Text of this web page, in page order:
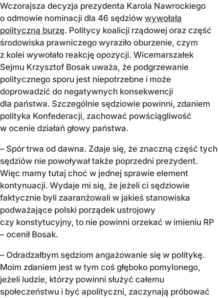
Wczorajsza decyzja prezydenta Karola Nawrockiego
o odmowie nominacji dla 46 sędziów wywołała
polityczną burzę. Politycy koalicji rządowej oraz część
środowiska prawniczego wyraziło oburzenie, czym
z kolei wywołało reakcję opozycji. Wicemarszałek
Sejmu Krzysztof Bosak uważa, że podgrzewanie
politycznego sporu jest niepotrzebne i może
doprowadzić do negatywnych konsekwencji
dla państwa. Szczególnie sędziowie powinni, zdaniem
polityka Konfederacji, zachować powściągliwość
w ocenie działań głowy państwa.
– Spór trwa od dawna. Zdaje się, że znaczną część tych
sędziów nie powoływał także poprzedni prezydent.
Więc mamy tutaj choć w jednej sprawie element
kontynuacji. Wydaje mi się, że jeżeli ci sędziowie
faktycznie byli zaaranżowali w jakieś stanowiska
podważające polski porządek ustrojowy
czy konstytucyjny, to nie powinni orzekać w imieniu RP
– ocenił Bosak.
– Odradzałbym sędziom angażowanie się w politykę.
Moim zdaniem jest w tym coś głęboko pomylonego,
jeżeli ludzie, którzy powinni służyć całemu
społeczeństwu i być apolityczni, zaczynają próbować